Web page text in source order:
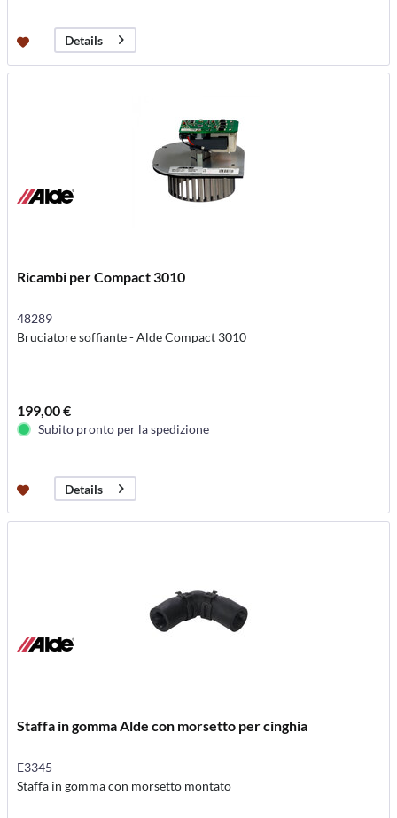
Details
Ricambi per Compact 3010
48289
Bruciatore soffiante - Alde Compact 3010
199,00 €
Subito pronto per la spedizione
Details
Staffa in gomma Alde con morsetto per cinghia
E3345
Staffa in gomma con morsetto montato